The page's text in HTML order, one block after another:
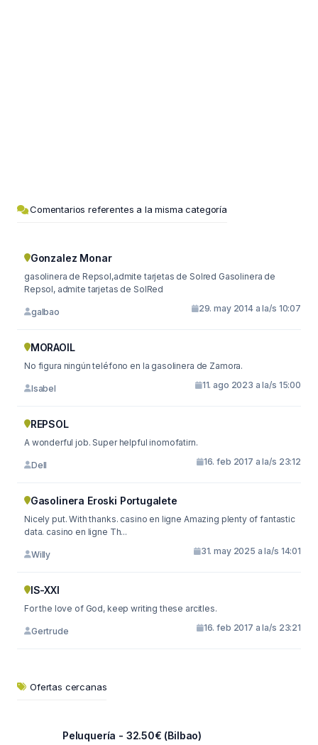
Comentarios referentes a la misma categoría
Gonzalez Monar
gasolinera de Repsol,admite tarjetas de Solred Gasolinera de
Repsol, admite tarjetas de SolRed
galbao 29. may 2014 a la/s 10:07
MORAOIL
No figura ningún teléfono en la gasolinera de Zamora.
Isabel 11. ago 2023 a la/s 15:00
REPSOL
A wonderful job. Super helpful inomofatirn.
Dell 16. feb 2017 a la/s 23:12
Gasolinera Eroski Portugalete
Nicely put. With thanks. casino en ligne Amazing plenty of fantastic
data. casino en ligne Th...
Willy 31. may 2025 a la/s 14:01
IS-XXI
For the love of God, keep writing these arcitles.
Gertrude 16. feb 2017 a la/s 23:21
Ofertas cercanas
Peluquería - 32.50€ (Bilbao)